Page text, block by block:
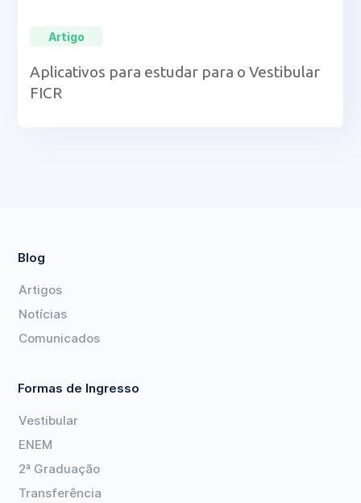
Artigo
Aplicativos para estudar para o Vestibular
FICR
Blog
Artigos
Notícias
Comunicados
Formas de Ingresso
Vestibular
ENEM
2ª Graduação
Transferência